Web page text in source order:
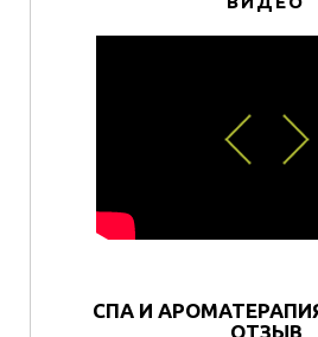
СПА И АРОМАТЕРАПИЯ
ОТЗЫВ